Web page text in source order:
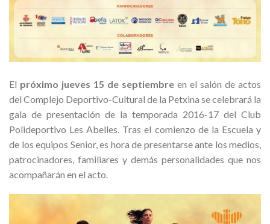
El próximo jueves 15 de septiembre en el salón de actos
del Complejo Deportivo-Cultural de la Petxina se celebrará la
gala de presentación de la temporada 2016-17 del Club
Polideportivo Les Abelles. Tras el comienzo de la Escuela y
de los equipos Senior, es hora de presentarse ante los medios,
patrocinadores, familiares y demás personalidades que nos
acompañarán en el acto.